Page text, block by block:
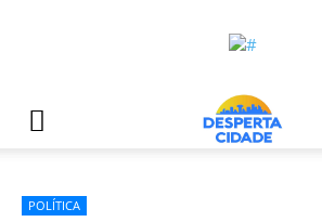
POLÍTICA